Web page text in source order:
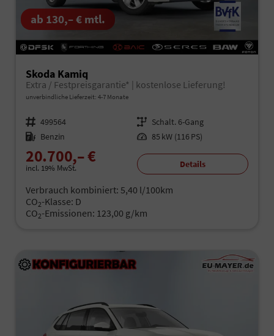
ab 130,– € mtl.
Skoda Kamiq
Extra / Festpreisgarantie* | kostenlose Lieferung!
unverbindliche Lieferzeit: 4-7 Monate
Fahrzeugnr. 499564 Getriebe Schalt. 6-Gang
Kraftstoff Benzin Leistung 85 kW (116 PS)
20.700,– €
incl. 19% MwSt. Details
Verbrauch kombiniert: 5,40 l/100km
CO2-Klasse: D
CO2-Emissionen: 123,00 g/km